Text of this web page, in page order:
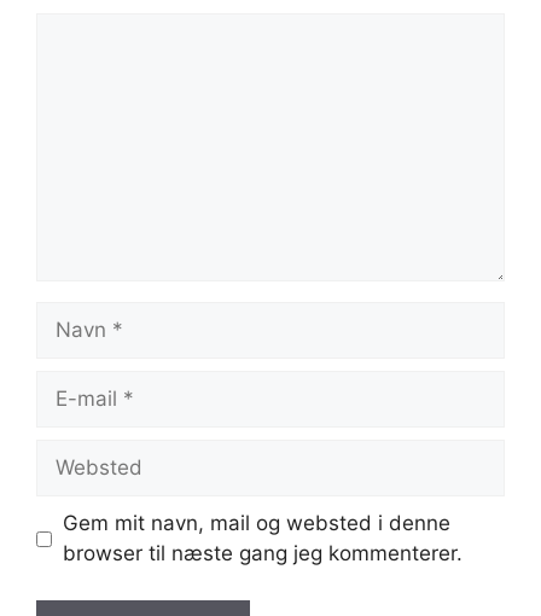
Navn
Websted
Gem mit navn, mail og websted i denne
browser til næste gang jeg kommenterer.